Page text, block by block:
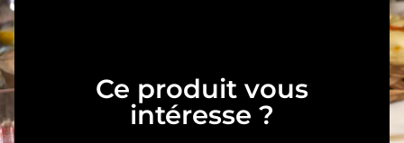
Ce produit vous
intéresse ?